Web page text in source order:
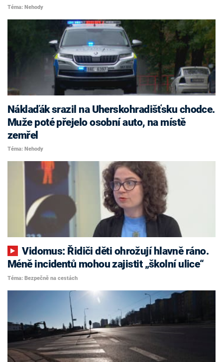
Téma: Nehody
Náklaďák srazil na Uherskohradišťsku chodce.
Muže poté přejelo osobní auto, na místě
zemřel
Téma: Nehody
Vidomus: Řidiči děti ohrožují hlavně ráno.
Méně incidentů mohou zajistit „školní ulice“
Téma: Bezpečně na cestách